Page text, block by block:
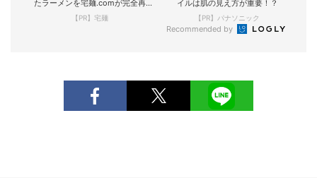
たラーメンを宅麺.comが完全再
現！
【PR】宅麺
イルは肌の見え方が重要！？
【PR】パナソニック
Recommended by